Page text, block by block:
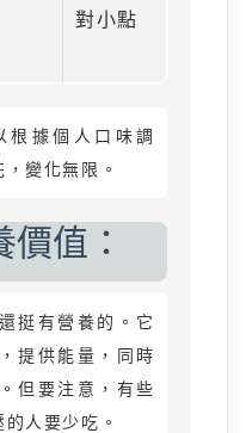
對小點
根據個人口味調
變化無限。
值：
挺有營養的。它
提供能量，同時
但要注意，有些
人要少吃。